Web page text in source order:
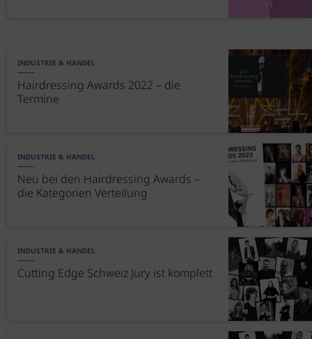
INDUSTRIE & HANDEL
Hairdressing Awards 2022 – die
Termine
INDUSTRIE & HANDEL
Neu bei den Hairdressing Awards –
die Kategorien Verteilung
INDUSTRIE & HANDEL
Cutting Edge Schweiz Jury ist komplett